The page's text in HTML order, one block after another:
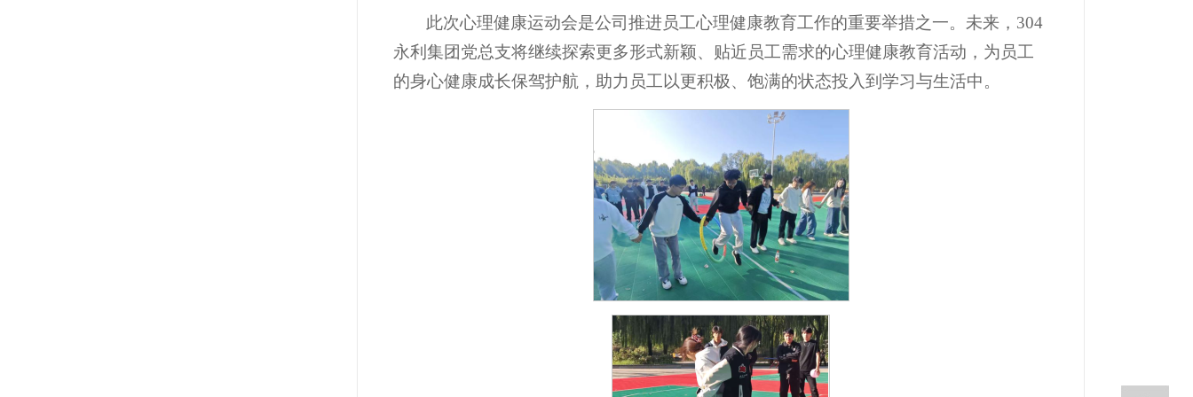
此次心理健康运动会是公司推进员工心理健康教育工作的重要举措之一。未来，304
永利集团党总支将继续探索更多形式新颖、贴近员工需求的心理健康教育活动，为员工
的身心健康成长保驾护航，助力员工以更积极、饱满的状态投入到学习与生活中。